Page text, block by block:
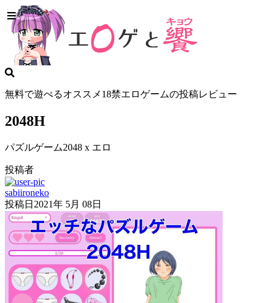
無料で遊べるオススメ18禁エロゲームの投稿レビュー
2048H
パズルゲーム2048 x エロ
投稿者
sabiironeko
投稿日 2021年 5月 08日